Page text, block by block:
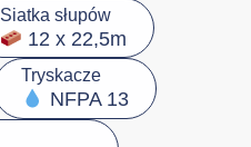
Siatka słupów
12 x 22,5m
Tryskacze
NFPA 13